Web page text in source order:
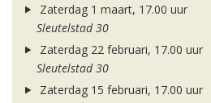
Zaterdag 1 maart, 17.00 uur
Sleutelstad 30
Zaterdag 22 februari, 17.00 uur
Sleutelstad 30
Zaterdag 15 februari, 17.00 uur